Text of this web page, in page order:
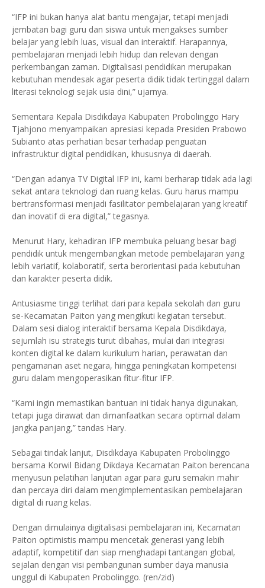
“IFP ini bukan hanya alat bantu mengajar, tetapi menjadi
jembatan bagi guru dan siswa untuk mengakses sumber
belajar yang lebih luas, visual dan interaktif. Harapannya,
pembelajaran menjadi lebih hidup dan relevan dengan
perkembangan zaman. Digitalisasi pendidikan merupakan
kebutuhan mendesak agar peserta didik tidak tertinggal dalam
literasi teknologi sejak usia dini,” ujarnya.
Sementara Kepala Disdikdaya Kabupaten Probolinggo Hary
Tjahjono menyampaikan apresiasi kepada Presiden Prabowo
Subianto atas perhatian besar terhadap penguatan
infrastruktur digital pendidikan, khususnya di daerah.
“Dengan adanya TV Digital IFP ini, kami berharap tidak ada lagi
sekat antara teknologi dan ruang kelas. Guru harus mampu
bertransformasi menjadi fasilitator pembelajaran yang kreatif
dan inovatif di era digital,” tegasnya.
Menurut Hary, kehadiran IFP membuka peluang besar bagi
pendidik untuk mengembangkan metode pembelajaran yang
lebih variatif, kolaboratif, serta berorientasi pada kebutuhan
dan karakter peserta didik.
Antusiasme tinggi terlihat dari para kepala sekolah dan guru
se-Kecamatan Paiton yang mengikuti kegiatan tersebut.
Dalam sesi dialog interaktif bersama Kepala Disdikdaya,
sejumlah isu strategis turut dibahas, mulai dari integrasi
konten digital ke dalam kurikulum harian, perawatan dan
pengamanan aset negara, hingga peningkatan kompetensi
guru dalam mengoperasikan fitur-fitur IFP.
“Kami ingin memastikan bantuan ini tidak hanya digunakan,
tetapi juga dirawat dan dimanfaatkan secara optimal dalam
jangka panjang,” tandas Hary.
Sebagai tindak lanjut, Disdikdaya Kabupaten Probolinggo
bersama Korwil Bidang Dikdaya Kecamatan Paiton berencana
menyusun pelatihan lanjutan agar para guru semakin mahir
dan percaya diri dalam mengimplementasikan pembelajaran
digital di ruang kelas.
Dengan dimulainya digitalisasi pembelajaran ini, Kecamatan
Paiton optimistis mampu mencetak generasi yang lebih
adaptif, kompetitif dan siap menghadapi tantangan global,
sejalan dengan visi pembangunan sumber daya manusia
unggul di Kabupaten Probolinggo. (ren/zid)